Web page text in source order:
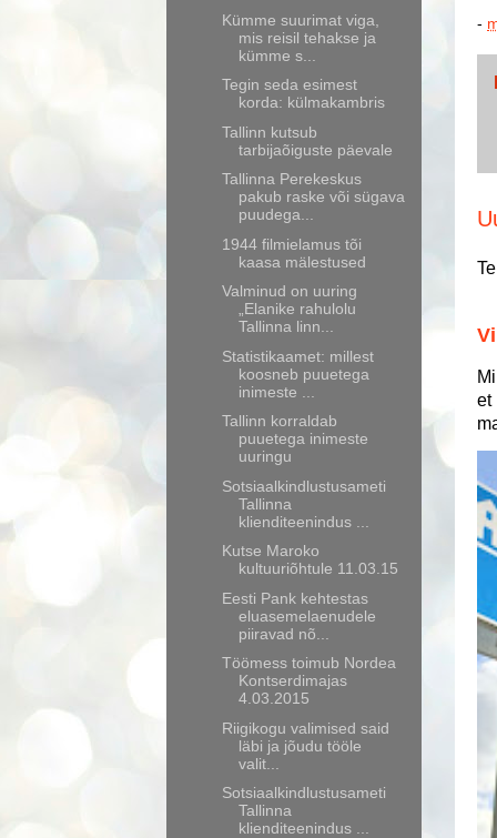
-
et
Kümme suurimat viga,
mis reisil tehakse ja
kümme s...
Tegin seda esimest
korda: külmakambris
Tallinn kutsub
tarbijaõiguste päevale
Tallinna Perekeskus
pakub raske või sügava
puudega...
1944 filmielamus tõi
kaasa mälestused
Valminud on uuring
„Elanike rahulolu
Tallinna linn...
Statistikaamet: millest
koosneb puuetega
inimeste ...
Tallinn korraldab
puuetega inimeste
uuringu
Sotsiaalkindlustusameti
Tallinna
klienditeenindus ...
Kutse Maroko
kultuuriõhtule 11.03.15
Eesti Pank kehtestas
eluasemelaenudele
piiravad nõ...
Töömess toimub Nordea
Kontserdimajas
4.03.2015
Riigikogu valimised said
läbi ja jõudu tööle
valit...
Sotsiaalkindlustusameti
Tallinna
klienditeenindus ...